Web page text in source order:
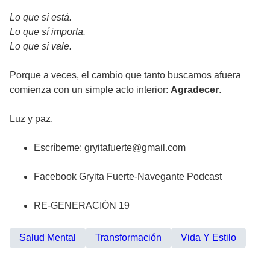
Lo que sí está.
Lo que sí importa.
Lo que sí vale.
Porque a veces, el cambio que tanto buscamos afuera
comienza con un simple acto interior: Agradecer.
Luz y paz.
Escríbeme: gryitafuerte@gmail.com
Facebook Gryita Fuerte-Navegante Podcast
RE-GENERACIÓN 19
Salud Mental Transformación Vida Y Estilo